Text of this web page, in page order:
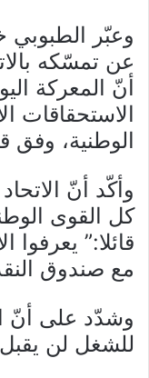
وعبّر الطبوبي
عن تمسّكه
أنّ المعركة
الاستحقاقات
الوطنية، وفق
وأكّد أنّ
كل القوى
قائلا:” يعرفوا
مع صندوق
وشدّد على أنّ
للشغل لن يقبل